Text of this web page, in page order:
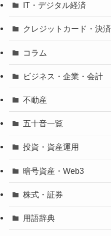
IT・デジタル経済
クレジットカード・決済
コラム
ビジネス・企業・会計
不動産
五十音一覧
投資・資産運用
暗号資産・Web3
株式・証券
用語辞典